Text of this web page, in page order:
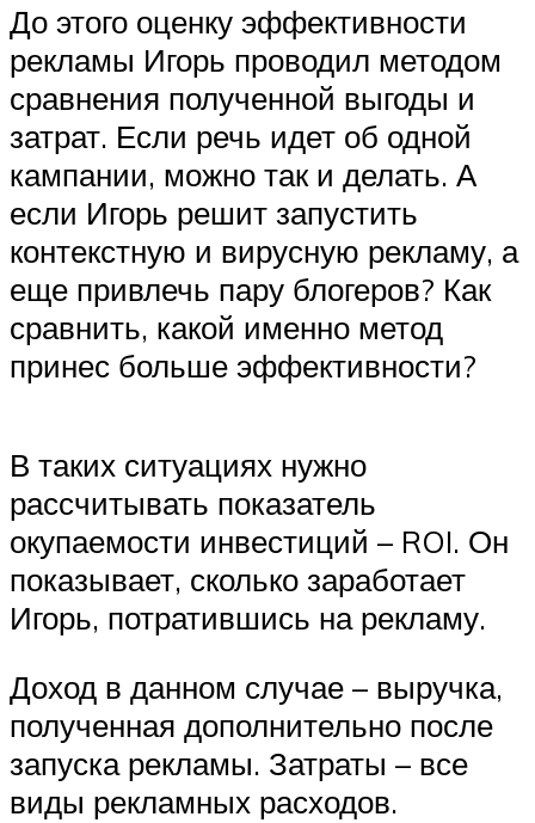
До этого оценку эффективности
рекламы Игорь проводил методом
сравнения полученной выгоды и
затрат. Если речь идет об одной
кампании, можно так и делать. А
если Игорь решит запустить
контекстную и вирусную рекламу, а
еще привлечь пару блогеров? Как
сравнить, какой именно метод
принес больше эффективности?
В таких ситуациях нужно
рассчитывать показатель
окупаемости инвестиций – ROI. Он
показывает, сколько заработает
Игорь, потратившись на рекламу.
Доход в данном случае – выручка,
полученная дополнительно после
запуска рекламы. Затраты – все
виды рекламных расходов.